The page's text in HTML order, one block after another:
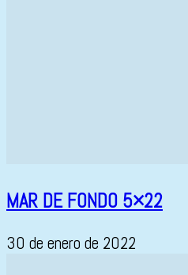
MAR DE FONDO 5×22
30 de enero de 2022